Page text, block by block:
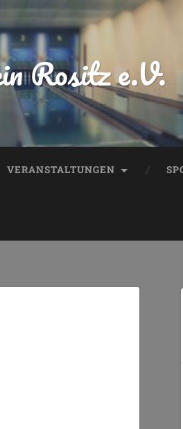
Rositz e.V.
VERANSTALTUNGEN